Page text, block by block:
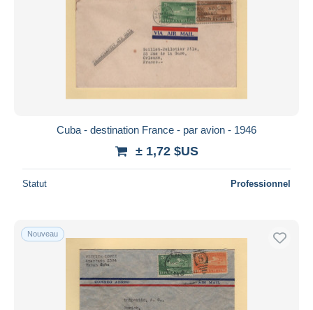
Cuba - destination France - par avion - 1946
± 1,72 $US
Statut Professionnel
Nouveau